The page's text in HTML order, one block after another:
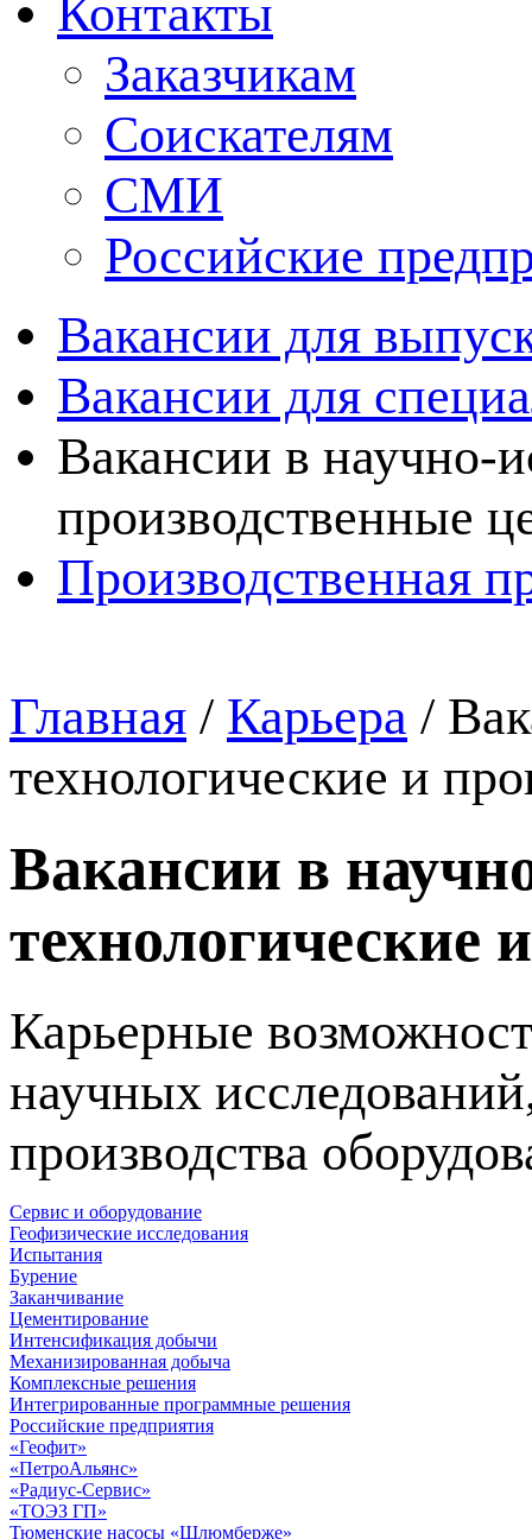
Контакты
Заказчикам
Соискателям
СМИ
Российские
Вакансии для
Вакансии для
Вакансии в научно-
производственные
Производственная
Главная / Карьера /
технологические и
Вакансии в
технологические
Карьерные
научных
производства
Сервис и оборудование
Геофизические исследования
Испытания
Бурение
Заканчивание
Цементирование
Интенсификация добычи
Механизированная добыча
Комплексные решения
Интегрированные программные решения
Российские предприятия
«Геофит»
«ПетроАльянс»
«Радиус-Сервис»
«ТОЭЗ ГП»
Тюменские насосы «Шлюмберже»